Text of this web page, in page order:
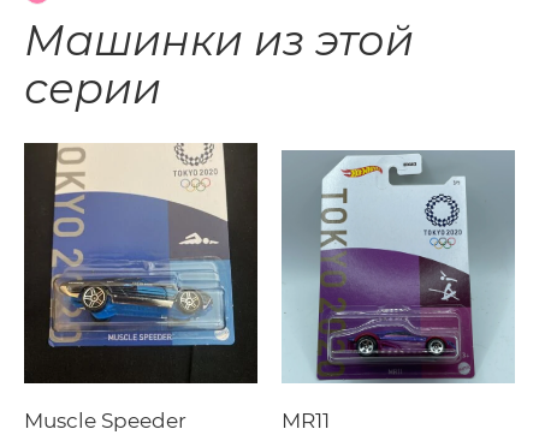
Машинки из этой
серии
Muscle Speeder MR11